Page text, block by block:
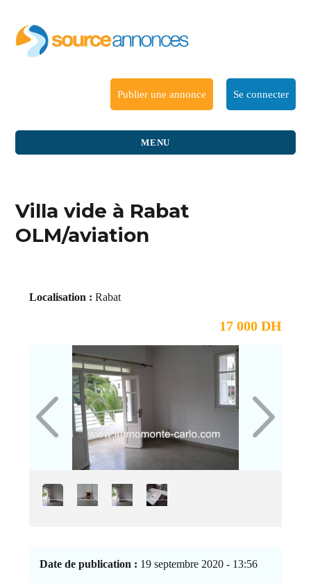
Publier une annonce Se connecter
MENU
Villa vide à Rabat
OLM/aviation
Localisation : Rabat
17 000 DH
Date de publication : 19 septembre 2020 - 13:56